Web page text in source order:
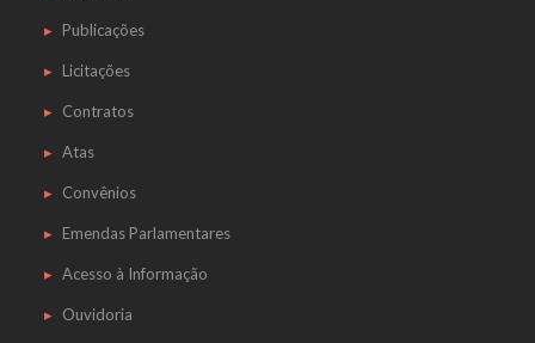
Publicações
Licitações
Contratos
Atas
Convênios
Emendas Parlamentares
Acesso à Informação
Ouvidoria